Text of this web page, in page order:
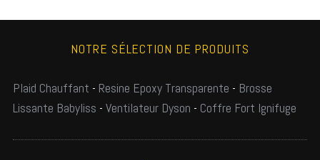
NOTRE SÉLECTION DE PRODUITS
Plaid Chauffant - Resine Epoxy Transparente - Brosse
Lissante Babyliss - Ventilateur Dyson - Coffre Fort Ignifuge